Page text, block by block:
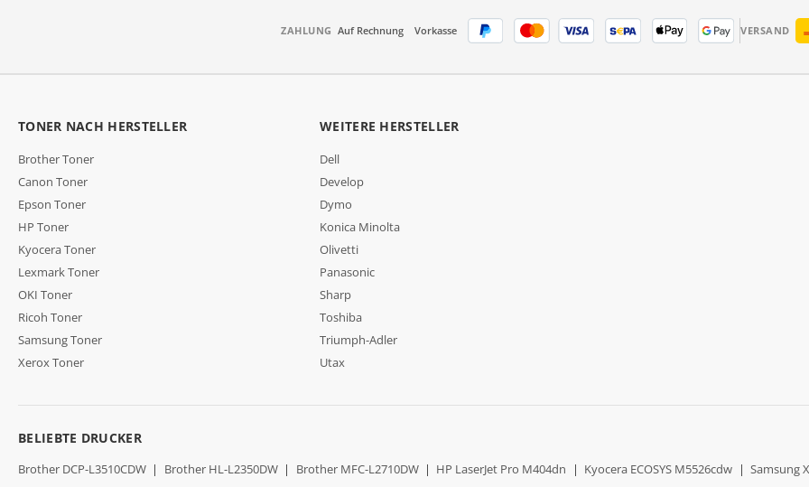
ZAHLUNG Auf Rechnung Vorkasse VERSAND
TONER NACH HERSTELLER
Brother Toner
Canon Toner
Epson Toner
HP Toner
Kyocera Toner
Lexmark Toner
OKI Toner
Ricoh Toner
Samsung Toner
Xerox Toner
WEITERE HERSTELLER
Dell
Develop
Dymo
Konica Minolta
Olivetti
Panasonic
Sharp
Toshiba
Triumph-Adler
Utax
BELIEBTE DRUCKER
Brother DCP-L3510CDW | Brother HL-L2350DW | Brother MFC-L2710DW | HP LaserJet Pro M404dn | Kyocera ECOSYS M5526cdw | Samsung